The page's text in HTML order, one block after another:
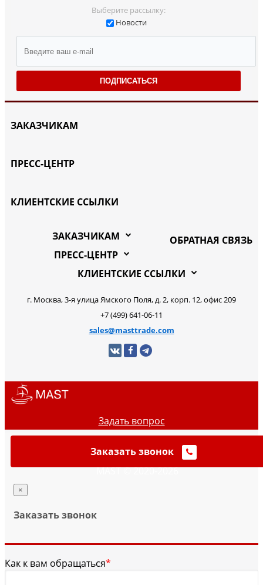
Выберите рассылку:
Новости
ПОДПИСАТЬСЯ
ЗАКАЗЧИКАМ
ПРЕСС-ЦЕНТР
КЛИЕНТСКИЕ ССЫЛКИ
ОБРАТНАЯ СВЯЗЬ
ЗАКАЗЧИКАМ
ПРЕСС-ЦЕНТР
КЛИЕНТСКИЕ ССЫЛКИ
г. Москва, 3-я улица Ямского Поля, д. 2, корп. 12, офис 209
+7 (499) 641-06-11
sales@masttrade.com
Задать вопрос
Заказать звонок
MAST © 2020-2026
×
Заказать звонок
Как к вам обращаться*